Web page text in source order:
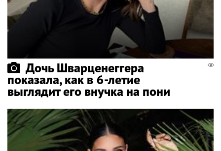
Дочь Шварценеггера
показала, как в 6-летие
выглядит его внучка на пони